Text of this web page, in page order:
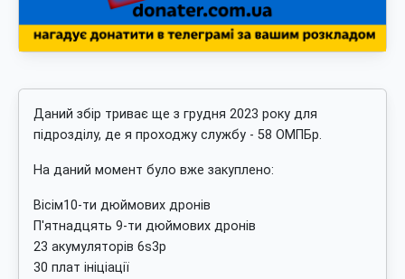
Даний збір триває ще з грудня 2023 року для
підрозділу, де я проходжу службу - 58 ОМПБр.
На даний момент було вже закуплено:
Вісім10-ти дюймових дронів
П'ятнадцять 9-ти дюймових дронів
23 акумуляторів 6s3p
30 плат ініціації